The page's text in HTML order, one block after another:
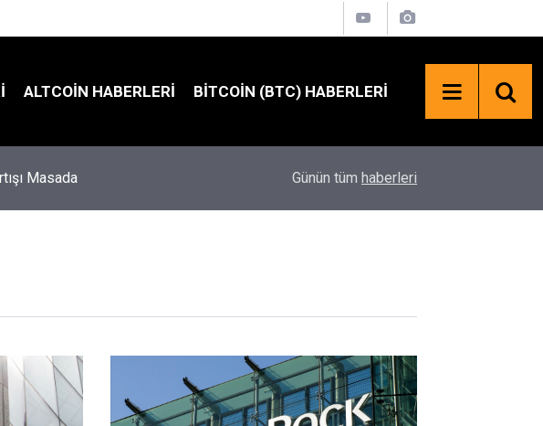
ALTCOIN HABERLERI BITCOIN (BTC) HABERLERI
Masada
Bekleniyor
Günün tüm haberleri